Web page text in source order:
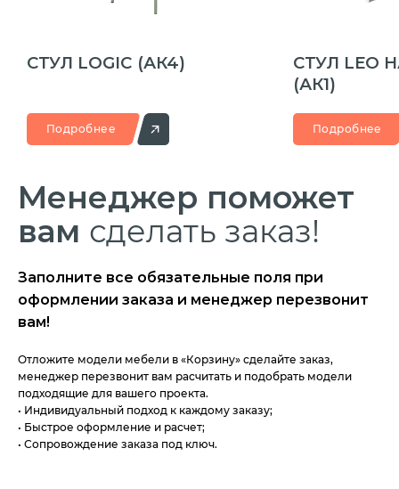
СТУЛ LOGIC (АК4)
Подробнее
СТУЛ LEO
(АК1)
Подробнее
Менеджер поможет
вам сделать заказ!
Заполните все обязательные поля при
оформлении заказа и менеджер перезвонит
вам!
Отложите модели мебели в «Корзину» сделайте заказ,
менеджер перезвонит вам расчитать и подобрать модели
подходящие для вашего проекта.
• Индивидуальный подход к каждому заказу;
• Быстрое оформление и расчет;
• Сопровождение заказа под ключ.